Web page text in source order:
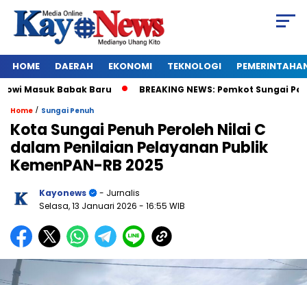
HOME DAERAH EKONOMI TEKNOLOGI
Babak Baru BREAKING NEWS: Pemkot Sungai
Home / Sungai Penuh
Kota Sungai Penuh Peroleh Nilai C
dalam Penilaian Pelayanan Publik
KemenPAN-RB 2025
Kayonews
- Jurnalis
Selasa, 13 Januari 2026 - 16:55 WIB